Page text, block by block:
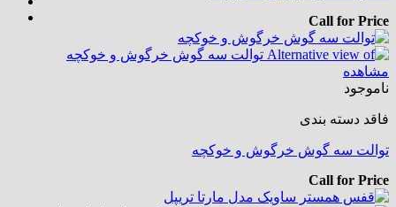
Call for Price
مشاهده
ناموجود
فاقد دسته بندی
توالت سه گوش خرگوش و خوکچه
Call for Price